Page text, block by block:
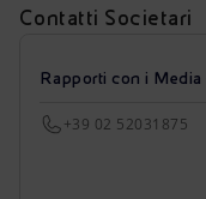
Contatti Societari
Rapporti con i
+39 02 52031875